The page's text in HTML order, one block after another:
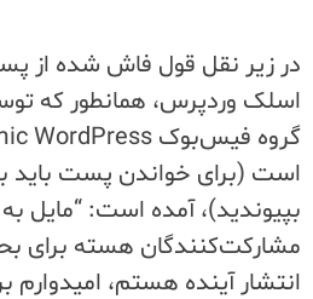
در زیر نقل قول فاش شده از
اسلک وردپرس، همانطور که
است (برای خواندن پست باید
بپیوندید)، آمده است: “مایل
مشارکت‌کنندگان هسته برای
انتشار آینده هستم، امیدوارم